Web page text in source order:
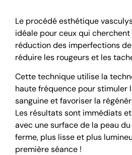
Le procédé esthétique
idéale pour ceux qui
réduction des imperfections
réduire les rougeurs et les
Cette technique utilise la
haute fréquence pour stimuler
sanguine et favoriser la
Les résultats sont immédiats
avec une surface de la peau
ferme, plus lisse et plus
première séance !